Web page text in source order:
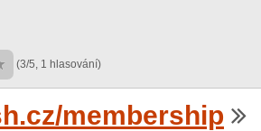
(3/5, 1 hlasování)
membership